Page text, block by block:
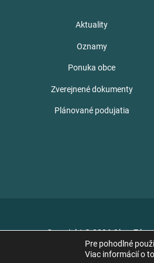
Aktuality
Oznamy
Ponuka obce
Zverejnené dokumenty
Plánované podujatia
Copyright © 2026 Obec
Pre pohodlné
Viac informácií o